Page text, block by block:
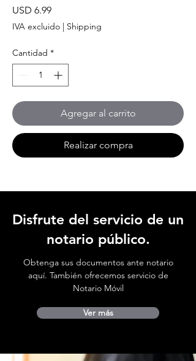
USD 6.99Precio
IVA excluido | Shipping
Cantidad *
Agregar al carrito
Realizar compra
Disfrute del servicio de un
notario público.
Obtenga sus documentos ante notario
aquí. También ofrecemos servicio de
Notario Móvil
Ver más